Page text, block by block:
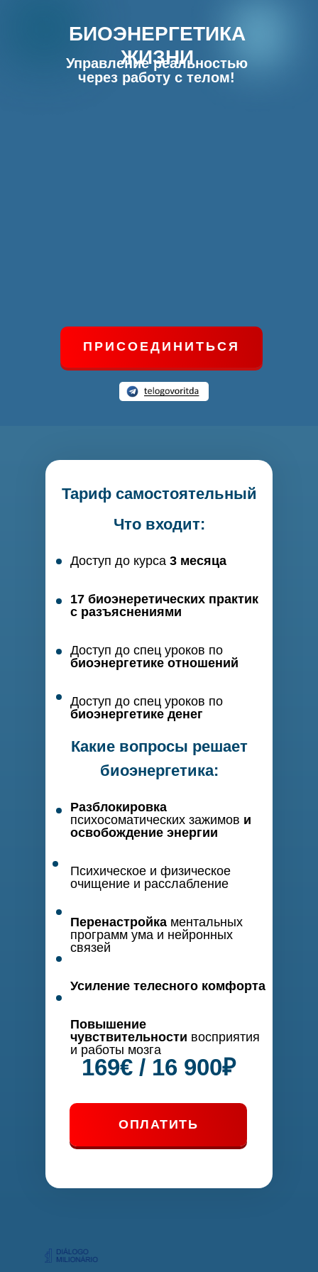
ПРИСОЕДИНИТЬСЯ
БИОЭНЕРГЕТИКА
ЖИЗНИ
Управление реальностью
через работу с телом!
ОПЛАТИТЬ
Доступ до курса 3 месяца
17 биоэнеретических практик
с разъяснениями
Доступ до спец уроков по
биоэнергетике отношений
Доступ до спец уроков по
биоэнергетике денег
169€ / 16 900₽
Тариф самостоятельный
Что входит:
Разблокировка
психосоматических зажимов и
освобождение энергии
Психическое и физическое
очищение и расслабление
Перенастройка ментальных
программ ума и нейронных
связей
Усиление телесного комфорта
Повышение
чувствительности восприятия
и работы мозга
Какие вопросы решает
биоэнергетика: